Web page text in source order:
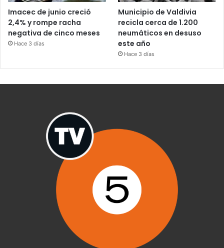
Imacec de junio creció
2,4% y rompe racha
negativa de cinco meses
Hace 3 días
Municipio de Valdivia
recicla cerca de 1.200
neumáticos en desuso
este año
Hace 3 días